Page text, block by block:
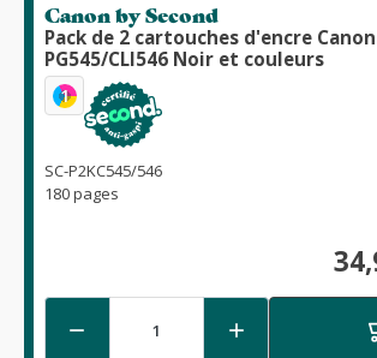
Canon by Second
Pack de 2 cartouches d'encre
PG545/CLI546 Noir et couleurs
1
SC-P2KC545/546
180 pages
 